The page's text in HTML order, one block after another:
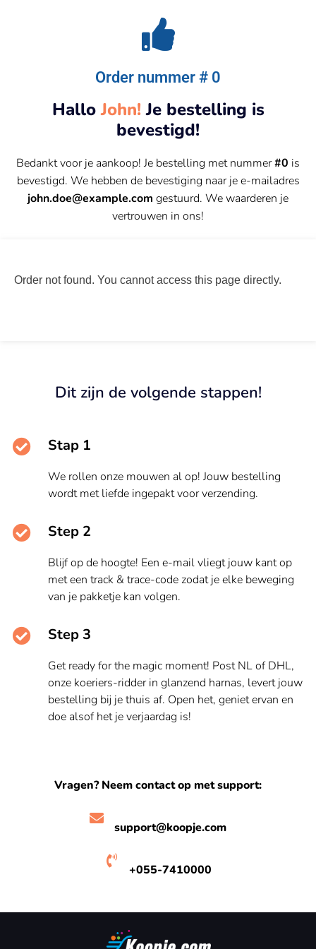
Order nummer # 0
HalloJohn! Je bestelling is
bevestigd!
Bedankt voor je aankoop! Je bestelling met nummer#0 is
bevestigd. We hebben de bevestiging naar je e-mailadres
john.doe@example.com gestuurd. We waarderen je
vertrouwen in ons!
Order not found. You cannot access this page directly.
Dit zijn de volgende stappen!
Stap 1
We rollen onze mouwen al op! Jouw bestelling
wordt met liefde ingepakt voor verzending.
Step 2
Blijf op de hoogte! Een e-mail vliegt jouw kant op
met een track & trace-code zodat je elke beweging
van je pakketje kan volgen.
Step 3
Get ready for the magic moment! Post NL of DHL,
onze koeriers-ridder in glanzend harnas, levert jouw
bestelling bij je thuis af. Open het, geniet ervan en
doe alsof het je verjaardag is!
Vragen? Neem contact op met support:
support@koopje.com
+055-7410000